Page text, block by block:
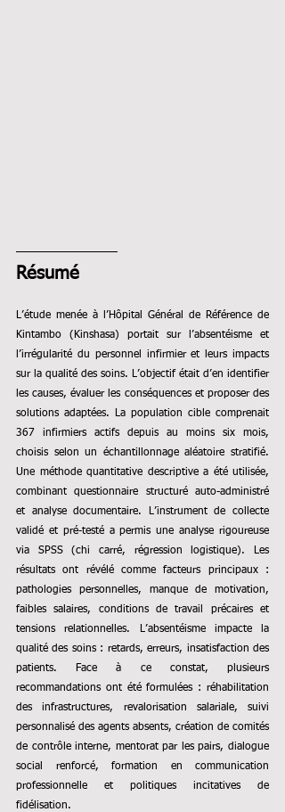
Résumé
L’étude menée à l’Hôpital Général de Référence de
Kintambo (Kinshasa) portait sur l’absentéisme et
l’irrégularité du personnel infirmier et leurs impacts
sur la qualité des soins. L’objectif était d’en identifier
les causes, évaluer les conséquences et proposer des
solutions adaptées. La population cible comprenait
367 infirmiers actifs depuis au moins six mois,
choisis selon un échantillonnage aléatoire stratifié.
Une méthode quantitative descriptive a été utilisée,
combinant questionnaire structuré auto-administré
et analyse documentaire. L’instrument de collecte
validé et pré-testé a permis une analyse rigoureuse
via SPSS (chi carré, régression logistique). Les
résultats ont révélé comme facteurs principaux :
pathologies personnelles, manque de motivation,
faibles salaires, conditions de travail précaires et
tensions relationnelles. L’absentéisme impacte la
qualité des soins : retards, erreurs, insatisfaction des
patients. Face à ce constat, plusieurs
recommandations ont été formulées : réhabilitation
des infrastructures, revalorisation salariale, suivi
personnalisé des agents absents, création de comités
de contrôle interne, mentorat par les pairs, dialogue
social renforcé, formation en communication
professionnelle et politiques incitatives de
fidélisation.